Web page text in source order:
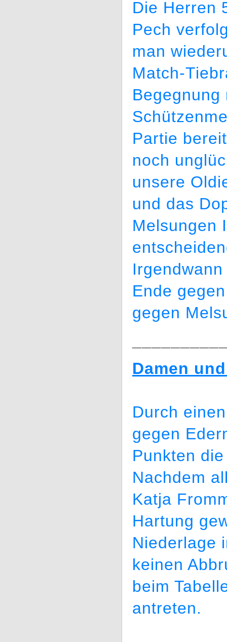
Die Herren
Pech
man
Match-
Partie
noch
unsere
und das
Melsungen
Ende
gegen
Damen
Durch
gegen
Punkten
Nachdem
Katja
Hartung
Niederlage
keinen
beim
antreten.